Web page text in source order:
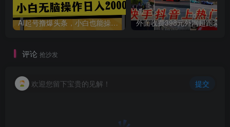
AI起号撸爆头条，小白也能操作，日入2000+
评论 抢沙发
欢迎您留下宝贵的见解！ 提交